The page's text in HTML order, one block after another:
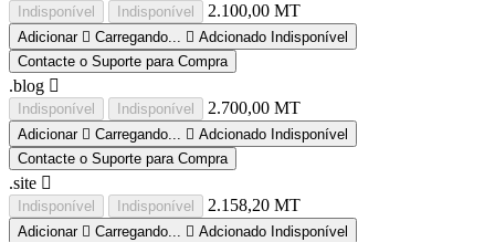
Indisponível Indisponível 2.100,00 MT
Adicionar Carregando... Adcionado Indisponível
Contacte o Suporte para Compra
.blog
Indisponível Indisponível 2.700,00 MT
Adicionar Carregando... Adcionado Indisponível
Contacte o Suporte para Compra
.site
Indisponível Indisponível 2.158,20 MT
Adicionar Carregando... Adcionado Indisponível